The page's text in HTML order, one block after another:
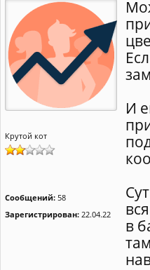
Крутой кот
Сообщений: 58
Зарегистрирован: 22.04.22
И
в